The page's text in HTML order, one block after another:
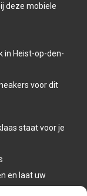
deze mobiele
in Heist-op-den-
voor dit
staat voor je
en laat uw